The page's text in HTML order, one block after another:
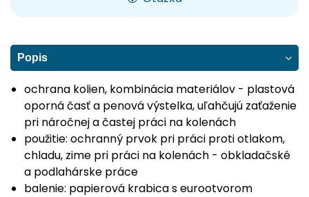
Popis
ochrana kolien, kombinácia materiálov - plastová
oporná časť a penová výstelka, uľahčujú zaťaženie
pri náročnej a častej práci na kolenách
použitie: ochranný prvok pri práci proti otlakom,
chladu, zime pri práci na kolenách - obkladačské
a podlahárske práce
balenie: papierová krabica s eurootvorom